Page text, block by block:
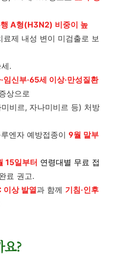
A형(H3N2) 비중이 높
제 내성 변이 미검출로 보
.
임신부·65세 이상·만성질환
상으로
비르, 자나미비르 등) 처방
엔자 예방접종이 9월 말부
15일부터 연령대별 무료 접
료 권고.
상 발열과 함께 기침·인후
?